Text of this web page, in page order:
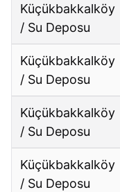
Küçükbakkalköy
/ Su Deposu
Küçükbakkalköy
/ Su Deposu
Küçükbakkalköy
/ Su Deposu
Küçükbakkalköy
/ Su Deposu